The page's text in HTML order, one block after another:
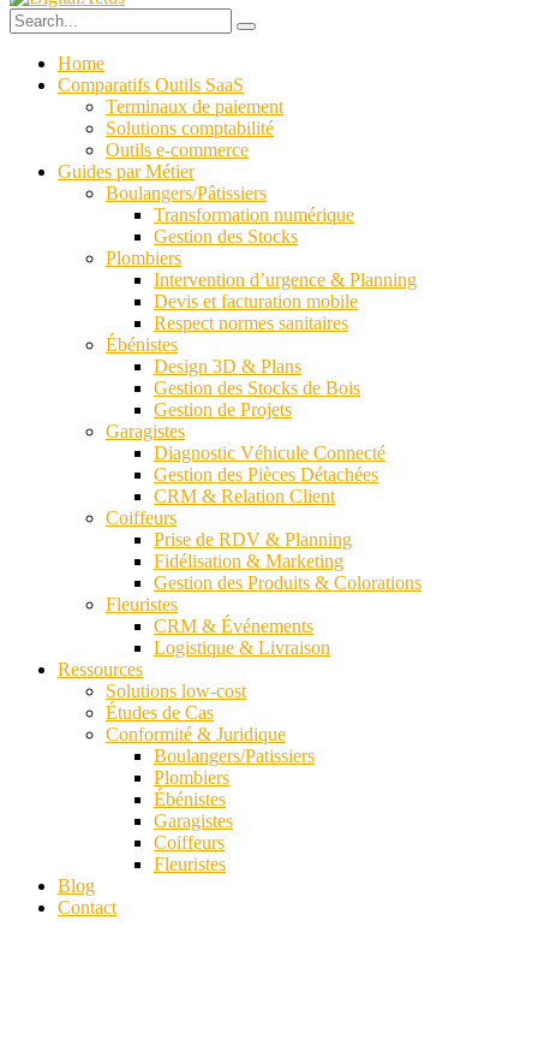
Home
Comparatifs Outils SaaS
Terminaux de paiement
Solutions comptabilité
Outils e-commerce
Guides par Métier
Boulangers/Pâtissiers
Transformation numérique
Gestion des Stocks
Plombiers
Intervention d’urgence & Planning
Devis et facturation mobile
Respect normes sanitaires
Ébénistes
Design 3D & Plans
Gestion des Stocks de Bois
Gestion de Projets
Garagistes
Diagnostic Véhicule Connecté
Gestion des Pièces Détachées
CRM & Relation Client
Coiffeurs
Prise de RDV & Planning
Fidélisation & Marketing
Gestion des Produits & Colorations
Fleuristes
CRM & Événements
Logistique & Livraison
Ressources
Solutions low-cost
Études de Cas
Conformité & Juridique
Boulangers/Patissiers
Plombiers
Ébénistes
Garagistes
Coiffeurs
Fleuristes
Blog
Contact